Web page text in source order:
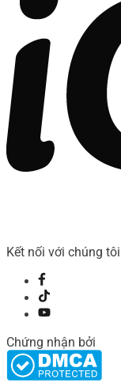
Kết nối với chúng tôi
Chứng nhận bởi